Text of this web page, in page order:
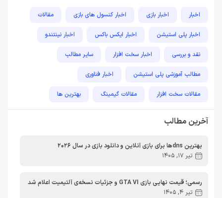
اخبار اخبار بازی اخبار کنسول های بازی مقالات
اخبار پلی استیشن اخبار ایکس باکس اخبار نینتندو
نقد و بررسی اخبار سخت افزار سایر مطالب
مطالب آموزشی پلی استیشن اخبار فناوری
مقالات سخت افزار مقالات گیمینگ بهترین ها
مطالب آموزشی ایکس باکس
آخرین مطالب
بهترین dnsها برای بازی آنلاین و دانلود بازی در سال 2026
تیر 17, 1405
رسمی؛ قیمت نهایی بازی GTA VI و جزئیات نسخه‌ی آلتیمیت اعلام شد
تیر 4, 1405